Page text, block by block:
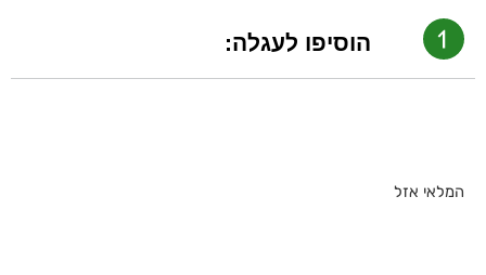
הוסיפו לעגלה:
המלאי אזל